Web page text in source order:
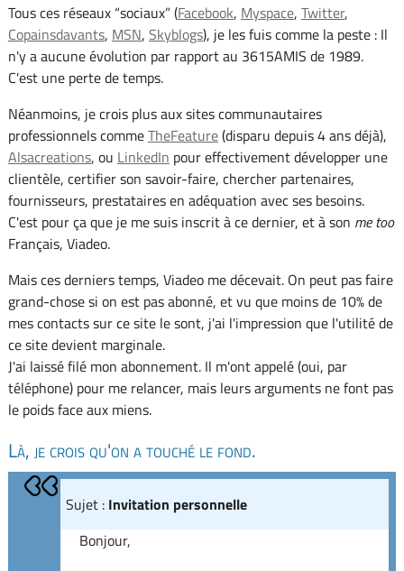
Tous ces réseaux “sociaux” (Facebook, Myspace, Twitter,
Copainsdavants, MSN, Skyblogs), je les fuis comme la peste : Il
n'y a aucune évolution par rapport au 3615AMIS de 1989.
C'est une perte de temps.
Néanmoins, je crois plus aux sites communautaires
professionnels commeTheFeature(disparu depuis 4 ans déjà),
Alsacreations, ou LinkedIn pour effectivement développer une
clientèle, certifier son savoir-faire, chercher partenaires,
fournisseurs, prestataires en adéquation avec ses besoins.
C'est pour ça que je me suis inscrit à ce dernier, et à son me too
Français, Viadeo.
Mais ces derniers temps, Viadeo me décevait. On peut pas faire
grand-chose si on est pas abonné, et vu que moins de 10% de
mes contacts sur ce site le sont, j'ai l'impression que l'utilité de
ce site devient marginale.
J'ai laissé filé mon abonnement. Il m'ont appelé (oui, par
téléphone) pour me relancer, mais leurs arguments ne font pas
le poids face aux miens.
Là, je crois qu'on a touché le fond.
Sujet : Invitation personnelle
Bonjour,